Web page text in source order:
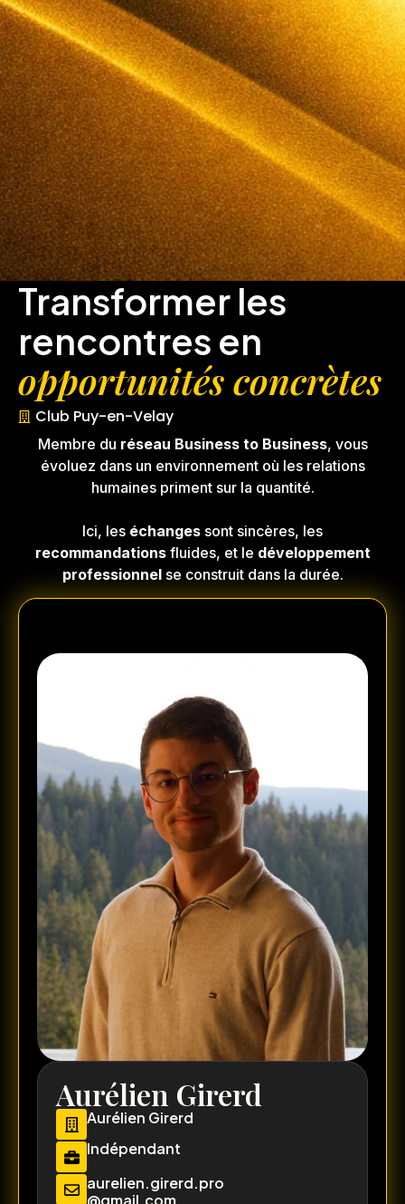
Membre du réseau Business to Business, vous
évoluez dans un environnement où les relations
humaines priment sur la quantité.
Ici, les échanges sont sincères, les
recommandationsfluides, et le développement
professionnelse construit dans la durée.
Transformer les
rencontres en
opportunités concrètes
Club Puy-en-Velay
Aurélien Girerd
Aurélien Girerd
Indépendant
aurelien.girerd.pro
@gmail.com